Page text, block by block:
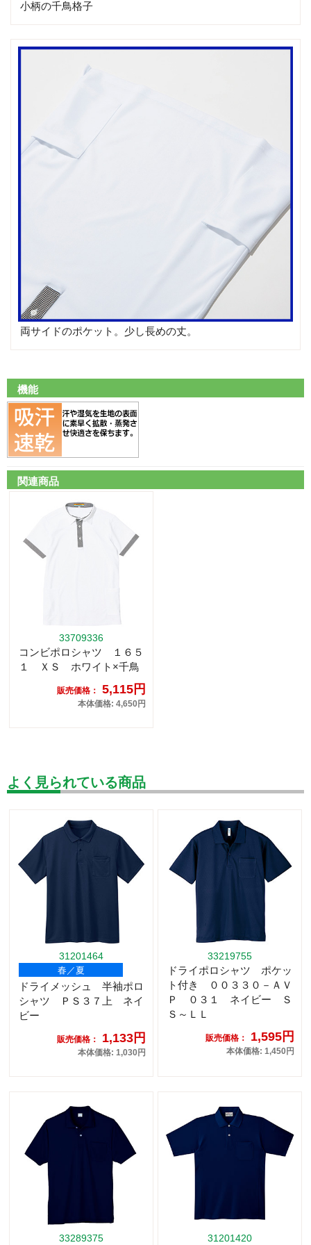
小柄の千鳥格子
両サイドのポケット。少し長めの丈。
機能
関連商品
33709336
コンビポロシャツ １６５
１ ＸＳ ホワイト×千鳥
販売価格： 5,115円
本体価格: 4,650円
よく見られている商品
31201464
春／夏
ドライメッシュ 半袖ポロ
シャツ ＰＳ３７上 ネイ
ビー
販売価格： 1,133円
本体価格: 1,030円
33219755
ドライポロシャツ ポケッ
ト付き ００３３０－ＡＶ
Ｐ ０３１ ネイビー Ｓ
Ｓ～ＬＬ
販売価格： 1,595円
本体価格: 1,450円
33289375 31201420